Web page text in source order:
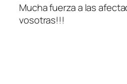
Mucha fuerza a las
vosotras!!!